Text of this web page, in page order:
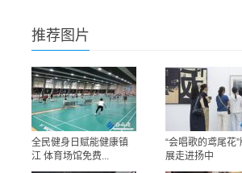
推荐图片
全民健身日赋能健康镇
江 体育场馆免费...
“会唱歌的鸢尾花
展走进扬中